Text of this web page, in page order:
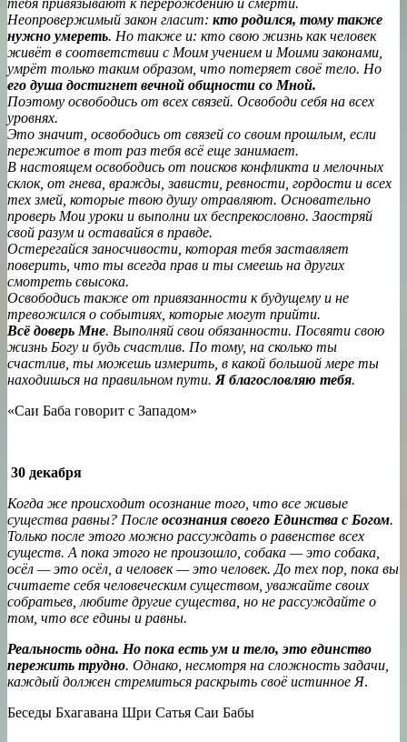
Неопровержимый закон гласит: кто родился, тому также
нужно умереть. Но также и: кто свою жизнь как человек
живёт в соответствии с Моим учением и Моими законами,
умрёт только таким образом, что потеряет своё тело. Но
его душа достигнет вечной общности со Мной.
Поэтому освободись от всех связей. Освободи себя на всех
уровнях.
Это значит, освободись от связей со своим прошлым, если
пережитое в тот раз тебя всё еще занимает.
В настоящем освободись от поисков конфликта и мелочных
склок, от гнева, вражды, зависти, ревности, гордости и всех
тех змей, которые твою душу отравляют. Основательно
проверь Мои уроки и выполни их беспрекословно. Заостряй
свой разум и оставайся в правде.
Остерегайся заносчивости, которая тебя заставляет
поверить, что ты всегда прав и ты смеешь на других
смотреть свысока.
Освободись также от привязанности к будущему и не
тревожился о событиях, которые могут прийти.
Всё доверь Мне. Выполняй свои обязанности. Посвяти свою
жизнь Богу и будь счастлив. По тому, на сколько ты
счастлив, ты можешь измерить, в какой большой мере ты
находишься на правильном пути. Я благословляю тебя.
«Саи Баба говорит с Западом»
30 декабря
Когда же происходит осознание того, что все живые
существа равны? После осознания своего Единства с Богом.
Только после этого можно рассуждать о равенстве всех
существ. А пока этого не произошло, собака — это собака,
осёл — это осёл, а человек — это человек. До тех пор, пока вы
считаете себя человеческим существом, уважайте своих
собратьев, любите другие существа, но не рассуждайте о
том, что все едины и равны.
Реальность одна. Но пока есть ум и тело, это единство
пережить трудно. Однако, несмотря на сложность задачи,
каждый должен стремиться раскрыть своё истинное Я.
Беседы Бхагавана Шри Сатья Саи Бабы